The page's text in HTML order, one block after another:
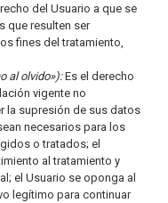
del Usuario a que se
que resulten ser
fines del tratamiento,
al olvido»):Es el derecho
vigente no
la supresión de sus datos
necesarios para los
o tratados; el
al tratamiento y
el Usuario se oponga al
legítimo para continuar